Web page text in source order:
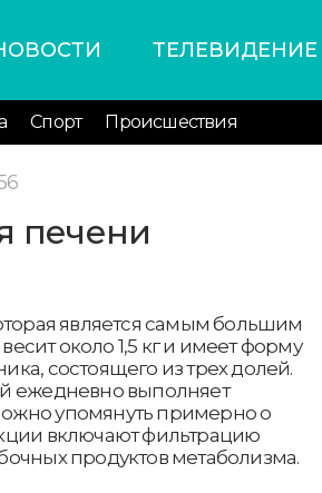
ТЕЛЕВИДЕНИЕ
Спорт Происшествия
печени
является самым большим
около 1,5 кг и имеет форму
состоящего из трех долей.
ежедневно выполняет
упомянуть примерно о
включают фильтрацию
продуктов метаболизма.